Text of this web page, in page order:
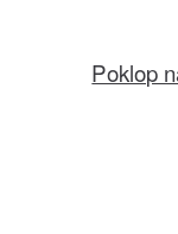
Poklop